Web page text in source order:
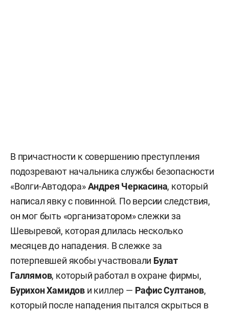
В причастности к совершению преступления
подозревают начальника службы безопасности
«Волги-Автодора»Андрея Черкасина, который
написал явку с повинной. По версии следствия,
он мог быть «организатором» слежки за
Шевыревой, которая длилась несколько
месяцев до нападения. В слежке за
потерпевшей якобы участвовали Булат
Галлямов, который работал в охране фирмы,
Бурихон Хамидов и киллер — Рафис Султанов,
который после нападения пытался скрыться в